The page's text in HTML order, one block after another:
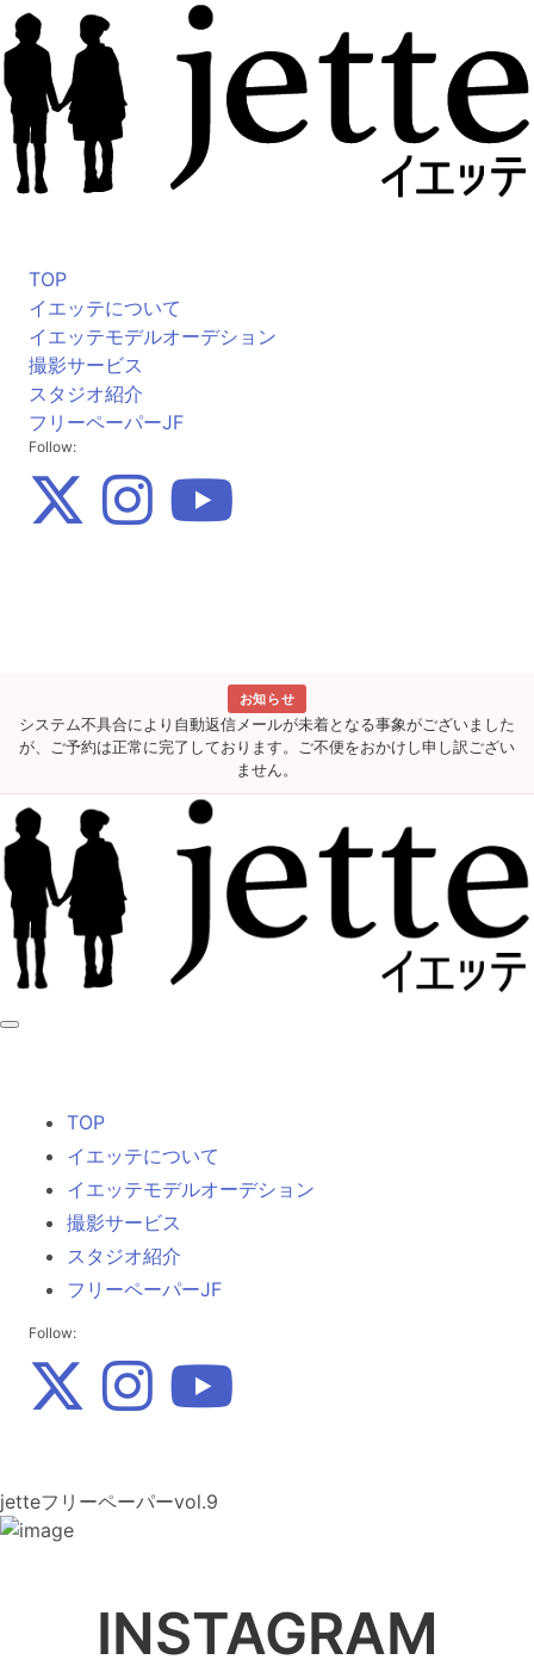
TOP
イエッテについて
イエッテモデルオーデション
撮影サービス
スタジオ紹介
フリーペーパーJF
Follow:
お知らせ
システム不具合により自動返信メールが未着となる事象がございました
が、ご予約は正常に完了しております。ご不便をおかけし申し訳ござい
ません。
TOP
イエッテについて
イエッテモデルオーデション
撮影サービス
スタジオ紹介
フリーペーパーJF
Follow:
jetteフリーペーパーvol.9
INSTAGRAM